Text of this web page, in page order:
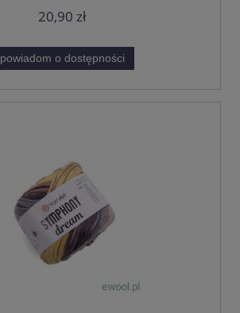
20,90 zł
powiadom o dostępności